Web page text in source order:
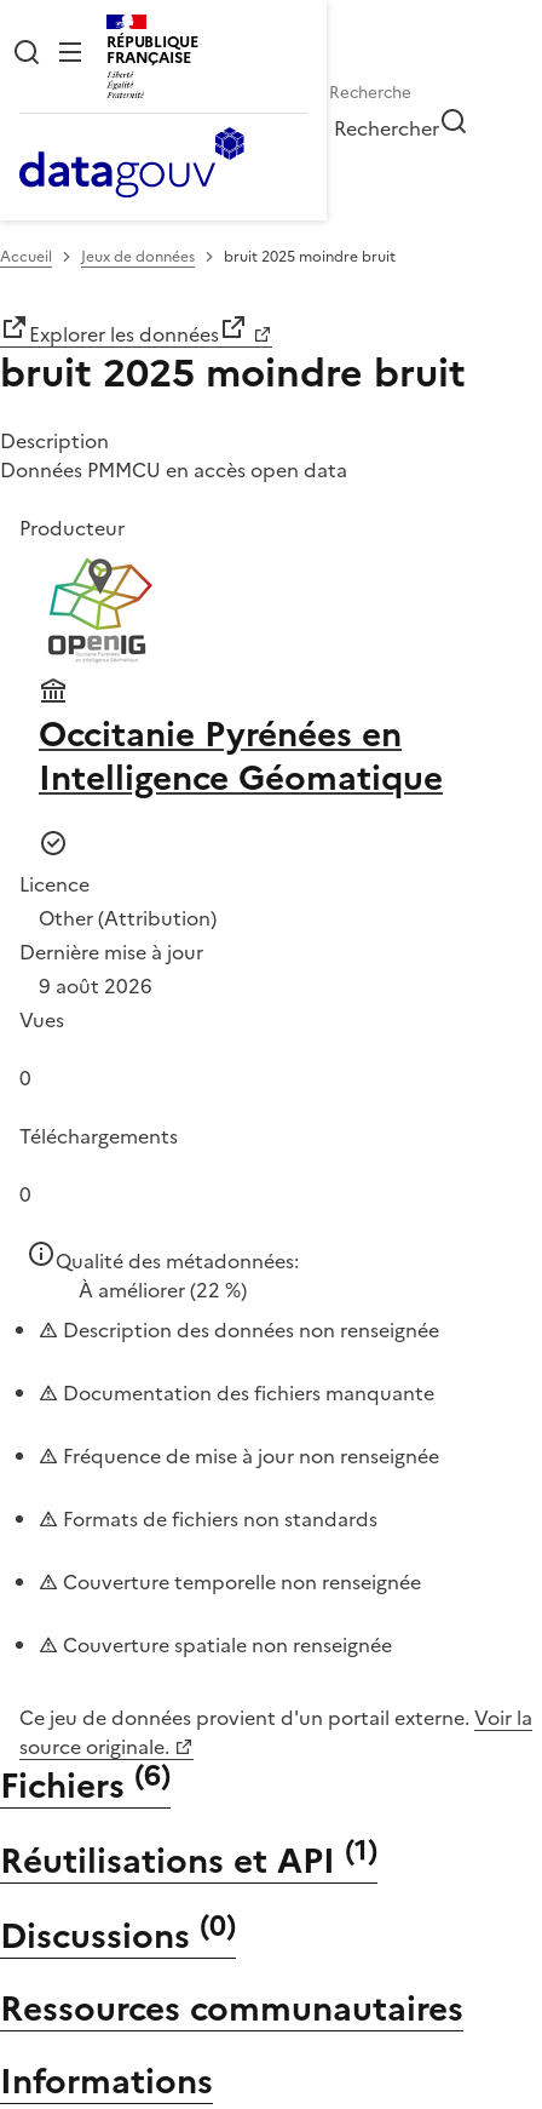
RÉPUBLIQUE
FRANÇAISE
Rechercher
Accueil Jeux de données bruit 2025 moindre bruit
Explorer les données
bruit 2025 moindre bruit
Description
Données PMMCU en accès open data
Producteur
Occitanie Pyrénées en
Intelligence Géomatique
Licence
Other (Attribution)
Dernière mise à jour
9 août 2026
Vues
0
Téléchargements
0
Qualité des métadonnées:
À améliorer(22 %)
Description des données non renseignée
Documentation des fichiers manquante
Fréquence de mise à jour non renseignée
Formats de fichiers non standards
Couverture temporelle non renseignée
Couverture spatiale non renseignée
Ce jeu de données provient d'un portail externe. Voir la
source originale.
Fichiers (6)
Réutilisations et API (1)
Discussions (0)
Ressources communautaires
Informations